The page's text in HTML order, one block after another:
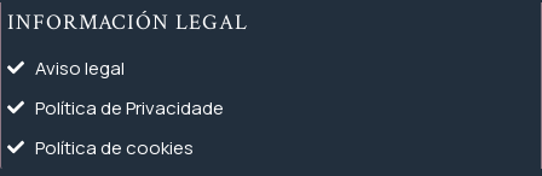
INFORMACIÓN LEGAL
Aviso legal
Política de Privacidade
Política de cookies